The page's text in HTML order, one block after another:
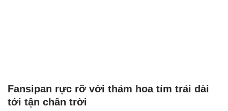
Fansipan rực rỡ với thảm hoa tím trải dài
tới tận chân trời